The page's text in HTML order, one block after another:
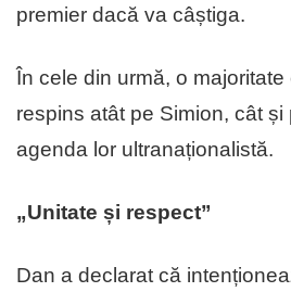
premier dacă va câștiga.
În cele din urmă, o
respins atât pe Simion, cât
agenda lor ultranaționalistă.
„Unitate și respect”
Dan a declarat că